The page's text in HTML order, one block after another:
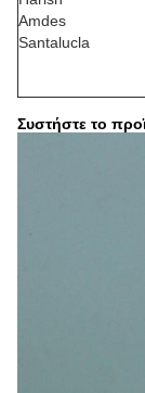
Amdes
Santalucla
Συστήστε το